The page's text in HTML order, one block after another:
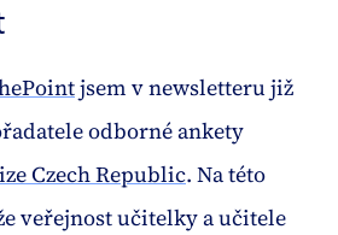
jsem v newsletteru již
odborné ankety
Czech Republic. Na této
veřejnost učitelky a učitele